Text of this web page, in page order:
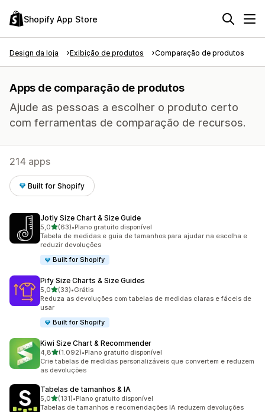
Shopify App Store
Design da loja Exibição de produtos Comparação de produtos
Apps de comparação de produtos
Ajude as pessoas a escolher o produto certo
com ferramentas de comparação de recursos.
214 apps
Built for Shopify
Jotly Size Chart & Size Guide
5,0de 5 estrelas
(63)
63 avaliações ao todo
•Plano gratuito disponível
Tabela de medidas e guia de tamanhos para ajudar na escolha e
reduzir devoluções
Built for Shopify
Pify Size Charts & Size Guides
5,0de 5 estrelas
(33)
33 avaliações ao todo
•Grátis
Reduza as devoluções com tabelas de medidas claras e fáceis de
usar
Built for Shopify
Kiwi Size Chart & Recommender
4,8de 5 estrelas
(1.092)
1092 avaliações ao todo
•Plano gratuito disponível
Crie tabelas de medidas personalizáveis que convertem e reduzem
as devoluções
Tabelas de tamanhos & IA
5,0de 5 estrelas
(131)
131 avaliações ao todo
•Plano gratuito disponível
Tabelas de tamanhos e recomendações IA reduzem devoluções